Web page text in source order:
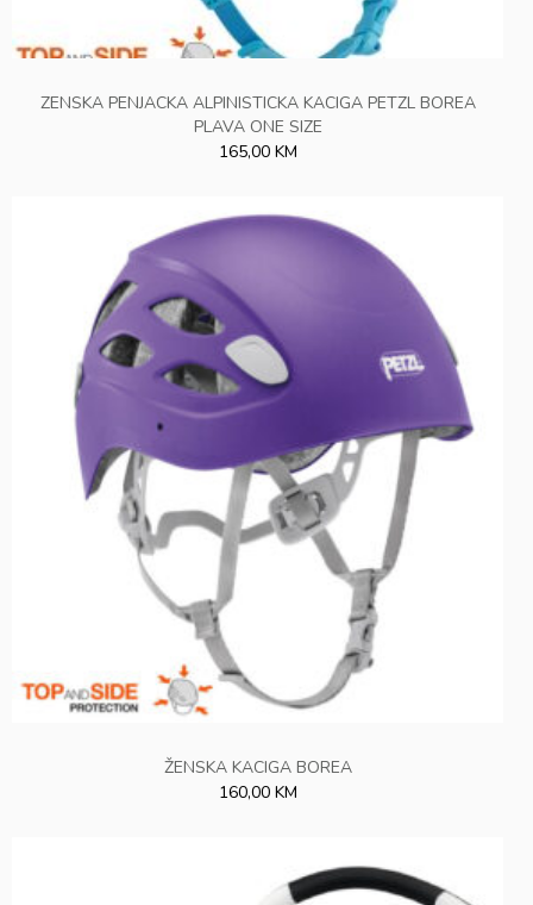
ZENSKA PENJACKA ALPINISTICKA KACIGA PETZL BOREA
PLAVA ONE SIZE
165,00 KM
ŽENSKA KACIGA BOREA
160,00 KM